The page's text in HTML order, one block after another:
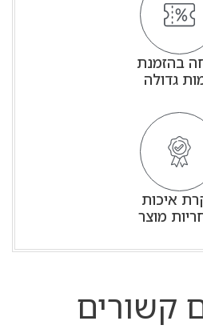
בהזמנת
גדולה
איכות
מוצר
קשורים